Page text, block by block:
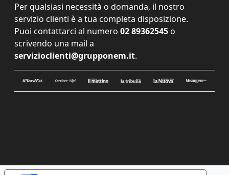
Per qualsiasi necessità o domanda, il nostro
servizio clienti è a tua completa disposizione.
Puoi contattarci al numero 02 89362545 o
scrivendo una mail a
servizioclienti@grupponem.it.